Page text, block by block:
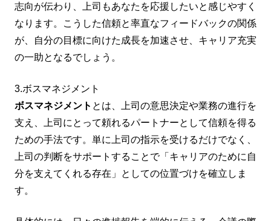
志向が伝わり、上司もあなたを応援したいと感じやすく
なります。こうした信頼と率直なフィードバックの関係
が、自分の目標に向けた成長を加速させ、キャリア充実
の一助となるでしょう。
3.ボスマネジメント
ボスマネジメント とは、上司の意思決定や業務の進行を
支え、上司にとって頼れるパートナーとして信頼を得る
ための手法です。単に上司の指示を受けるだけでなく、
上司の判断をサポートすることで「キャリアのために自
分を支えてくれる存在」としての位置づけを確立しま
す。